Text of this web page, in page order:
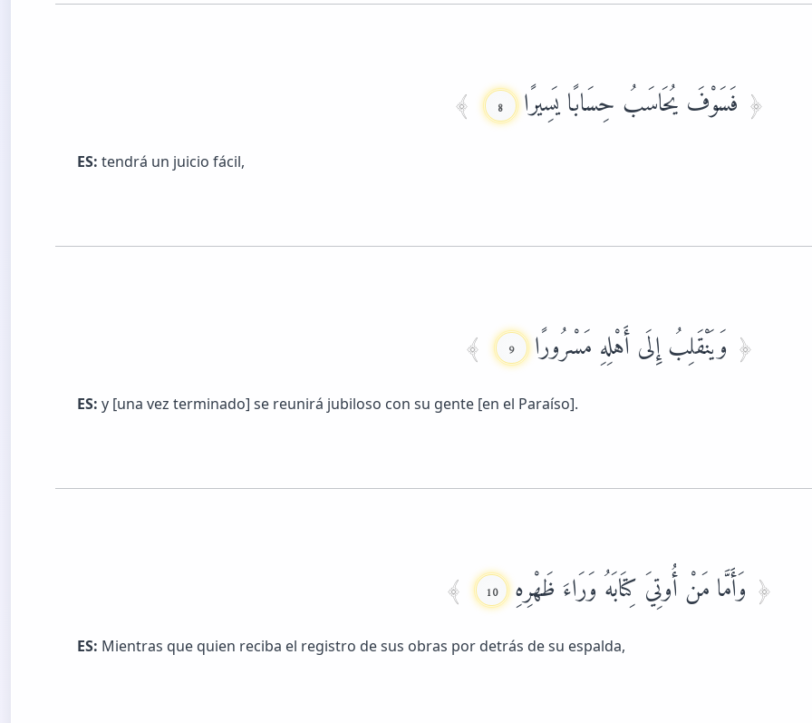
فَسَوْفَ يُحَاسَبُ حِسَابًا يَسِيرًا 8
ES: tendrá un juicio fácil,
وَيَنْقَلِبُ إِلَى أَهْلِهِ مَسْرُورًا 9
ES: y [una vez terminado] se reunirá jubiloso con su gente [en el Paraíso].
وَأَمَّا مَنْ أُوتِيَ كِتَابَهُ وَرَاءَ ظَهْرِهِ 10
ES: Mientras que quien reciba el registro de sus obras por detrás de su espalda,